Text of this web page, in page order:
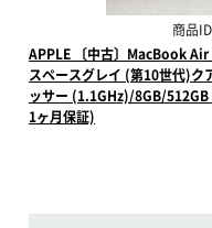
商品ID
APPLE 〔中古〕MacBook
スペースグレイ (第10世代)
ッサー (1.1GHz)/8GB/
1ヶ月保証)